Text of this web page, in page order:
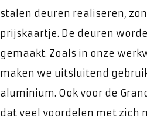
stalen deuren realiseren,
prijskaartje. De deuren
gemaakt. Zoals in onze
maken we uitsluitend
aluminium. Ook voor de
dat veel voordelen met zich